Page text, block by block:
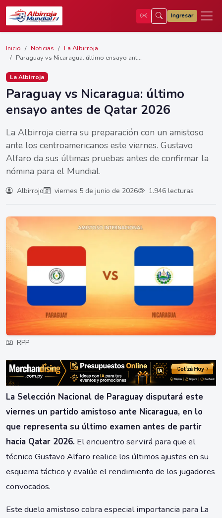
Ingresar
Inicio Noticias
La Albirroja
Paraguay vs Nicaragua: último ensayo ant...
La Albirroja
Paraguay vs Nicaragua: último
ensayo antes de Qatar 2026
La Albirroja cierra su preparación con un amistoso
ante los centroamericanos este viernes. Gustavo
Alfaro da sus últimas pruebas antes de confirmar la
nómina para el Mundial.
Albirrojo viernes 5 de junio de 2026 1.946 lecturas
RPP
La Selección Nacional de Paraguay disputará este
viernes un partido amistoso ante Nicaragua, en lo
que representa su último examen antes de partir
hacia Qatar 2026. El encuentro servirá para que el
técnico Gustavo Alfaro realice los últimos ajustes en su
esquema táctico y evalúe el rendimiento de los jugadores
convocados.
Este duelo amistoso cobra especial importancia para La